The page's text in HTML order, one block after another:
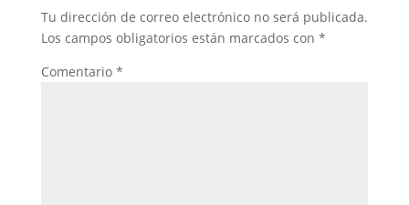
Tu dirección de correo electrónico no será publicada.
Los campos obligatorios están marcados con *
Comentario *